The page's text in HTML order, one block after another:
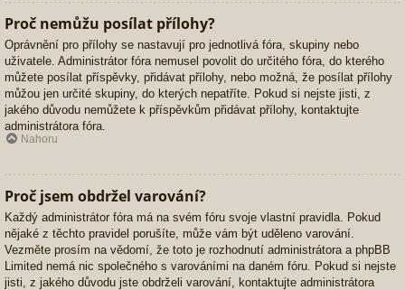
Proč nemůžu posílat přílohy?
Oprávnění pro přílohy se nastavují pro jednotlivá fóra, skupiny nebo
uživatele. Administrátor fóra nemusel povolit do určitého fóra, do kterého
můžete posílat příspěvky, přidávat přílohy, nebo možná, že posílat přílohy
můžou jen určité skupiny, do kterých nepatříte. Pokud si nejste jisti, z
jakého důvodu nemůžete k příspěvkům přidávat přílohy, kontaktujte
administrátora fóra.
Nahoru
Proč jsem obdržel varování?
Každý administrátor fóra má na svém fóru svoje vlastní pravidla. Pokud
nějaké z těchto pravidel porušíte, může vám být uděleno varování.
Vezměte prosím na vědomí, že toto je rozhodnutí administrátora a phpBB
Limited nemá nic společného s varováními na daném fóru. Pokud si nejste
jisti, z jakého důvodu jste obdrželi varování, kontaktujte administrátora